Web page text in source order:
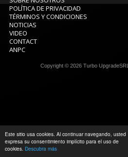
Este sitio usa cookies. Al continuar navegando, usted
expresa su consentimiento implícito para el uso de
cookies. Descubra más
POLÍTICA DE PRIVACIDAD
TÉRMINOS Y CONDICIONES
NOTICIAS
VIDEO
CONTACT
ANPC
Copyright © 2026 Turbo UpgradeSRL